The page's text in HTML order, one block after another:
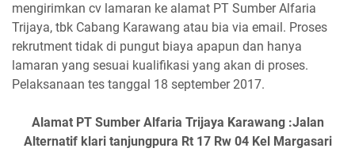
mengirimkan cv lamaran ke alamat PT Sumber Alfaria
Trijaya, tbk Cabang Karawang atau bia via email. Proses
rekrutment tidak di pungut biaya apapun dan hanya
lamaran yang sesuai kualifikasi yang akan di proses.
Pelaksanaan tes tanggal 18 september 2017.
Alamat PT Sumber Alfaria Trijaya Karawang :Jalan
Alternatif klari tanjungpura Rt 17 Rw 04 Kel Margasari